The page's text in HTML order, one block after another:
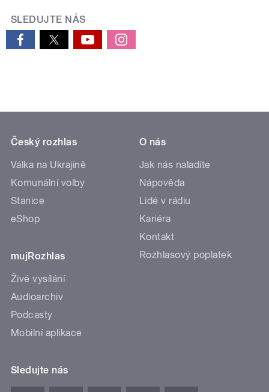
SLEDUJTE NÁS
Český rozhlas
Válka na Ukrajině
Komunální volby
Stanice
eShop
mujRozhlas
Živé vysílání
Audioarchiv
Podcasty
Mobilní aplikace
O nás
Jak nás naladíte
Nápověda
Lidé v rádiu
Kariéra
Kontakt
Rozhlasový poplatek
Sledujte nás